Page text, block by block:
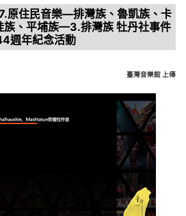
原住民音樂—排灣族、魯凱族、卡
族、平埔族—3.排灣族 牡丹社事件
週年紀念活動
臺灣音樂館 上傳